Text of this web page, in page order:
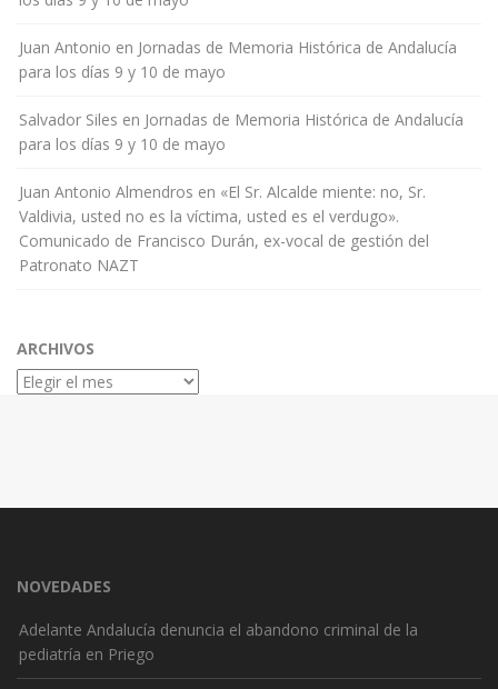
Juan Antonio en Jornadas de Memoria Histórica de Andalucía
para los días 9 y 10 de mayo
Salvador Siles en Jornadas de Memoria Histórica de Andalucía
para los días 9 y 10 de mayo
Juan Antonio Almendros en «El Sr. Alcalde miente: no, Sr.
Valdivia, usted no es la víctima, usted es el verdugo».
Comunicado de Francisco Durán, ex-vocal de gestión del
Patronato NAZT
ARCHIVOS
Archivos
NOVEDADES
Adelante Andalucía denuncia el abandono criminal de la
pediatría en Priego